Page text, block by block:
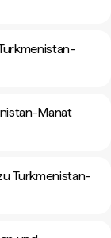
Manat
Turkmenistan-